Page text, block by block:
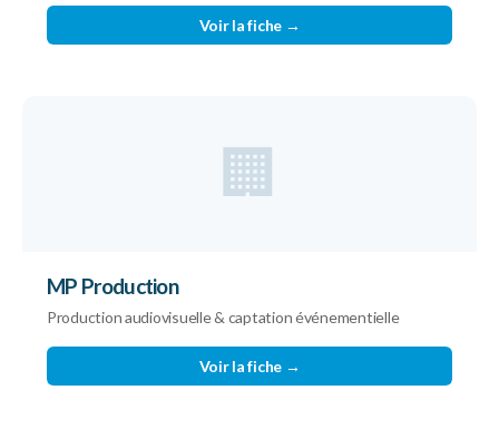
Voir la fiche →
🏢
MP Production
Production audiovisuelle & captation événementielle
Voir la fiche →